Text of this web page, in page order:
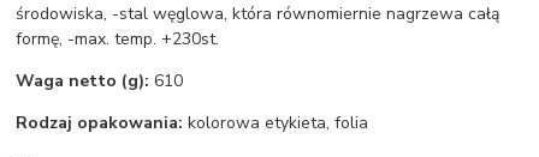
środowiska, -stal węglowa, która równomiernie nagrzewa całą
formę, -max. temp. +230st.
Waga netto (g): 610
Rodzaj opakowania: kolorowa etykieta, folia